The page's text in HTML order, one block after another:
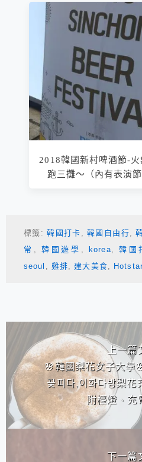
2018韓國新村啤酒節-
跑三攤～（內有表演
標籤:韓國打卡 ,韓國自由行 ,
常
韓國遊學 korea 韓國
seoul
雞排 ,建大美食
上一篇
🌸韓國梨花女子大學
꽃피다,이화다방梨花
附檯燈、充
下一篇